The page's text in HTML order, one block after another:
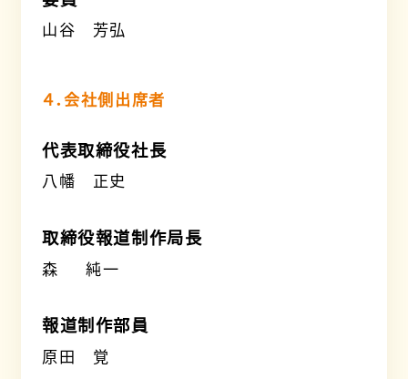
山谷 芳弘
４．会社側出席者
代表取締役社長
八幡 正史
取締役報道制作局長
森 純一
報道制作部員
原田 覚